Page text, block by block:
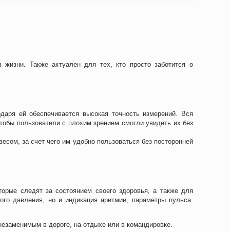
Также актуален для тех, кто просто заботится о
ей обеспечивается высокая точность измерений. Вся
пользователи с плохим зрением смогли увидеть их без
за счет чего им удобно пользоваться без посторонней
следят за состоянием своего здоровья, а также для
давления, но и индикация аритмии, параметры пульса.
в дороге, на отдыхе или в командировке.